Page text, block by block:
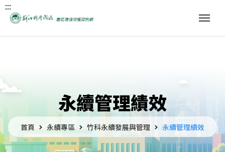
:::
永續管理績效
首頁 永續專區 竹科永續發展與管理 永續管理績效